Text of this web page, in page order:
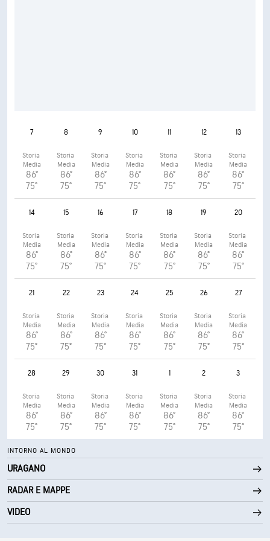
7
Storia
Media
86°
75°
8
Storia
Media
86°
75°
9
Storia
Media
86°
75°
10
Storia
Media
86°
75°
11
Storia
Media
86°
75°
12
Storia
Media
86°
75°
13
Storia
Media
86°
75°
14
Storia
Media
86°
75°
15
Storia
Media
86°
75°
16
Storia
Media
86°
75°
17
Storia
Media
86°
75°
18
Storia
Media
86°
75°
19
Storia
Media
86°
75°
20
Storia
Media
86°
75°
21
Storia
Media
86°
75°
22
Storia
Media
86°
75°
23
Storia
Media
86°
75°
24
Storia
Media
86°
75°
25
Storia
Media
86°
75°
26
Storia
Media
86°
75°
27
Storia
Media
86°
75°
28
Storia
Media
86°
75°
29
Storia
Media
86°
75°
30
Storia
Media
86°
75°
31
Storia
Media
86°
75°
1
Storia
Media
86°
75°
2
Storia
Media
86°
75°
3
Storia
Media
86°
75°
INTORNO AL MONDO
URAGANO
RADAR E MAPPE
VIDEO